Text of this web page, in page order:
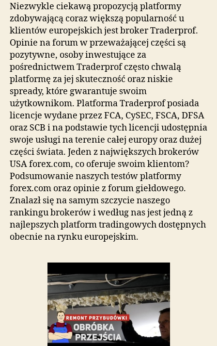
Niezwykle ciekawą propozycją platformy
zdobywającą coraz większą popularność u
klientów europejskich jest broker Traderprof.
Opinie na forum w przeważającej części są
pozytywne, osoby inwestujące za
pośrednictwem Traderprof często chwalą
platformę za jej skuteczność oraz niskie
spready, które gwarantuje swoim
użytkownikom. Platforma Traderprof posiada
licencje wydane przez FCA, CySEC, FSCA, DFSA
oraz SCB i na podstawie tych licencji udostępnia
swoje usługi na terenie całej europy oraz dużej
części świata. Jeden z największych brokerów
USA forex.com, co oferuje swoim klientom?
Podsumowanie naszych testów platformy
forex.com oraz opinie z forum giełdowego.
Znalazł się na samym szczycie naszego
rankingu brokerów i według nas jest jedną z
najlepszych platform tradingowych dostępnych
obecnie na rynku europejskim.